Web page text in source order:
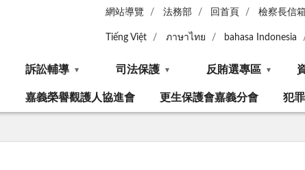
網站導覽 法務部 回首頁 檢察長信箱
Tiếng Việt ภาษาไทย bahasa Indonesia
訴訟輔導 司法保護 反賄選專區
嘉義榮譽觀護人協進會 更生保護會嘉義分會 犯